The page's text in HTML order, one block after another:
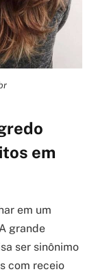
em
em um
grande
ser sinônimo
com receio